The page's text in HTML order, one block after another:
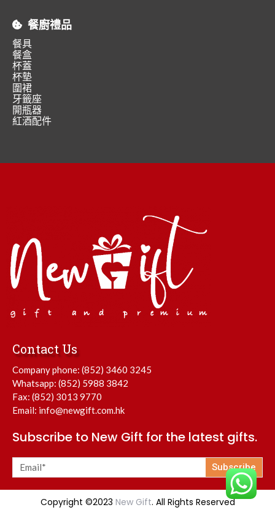
餐廚禮品
餐具
餐盒
杯蓋
杯墊
圍裙
牙籤座
開瓶器
紅酒配件
Contact Us
Company phone: (852) 3460 3245
Whatsapp: (852) 5988 3842
Fax: (852) 3013 9770
Email: info@newgift.com.hk
Subscribe to New Gift for the latest gifts.
Subscribe
Copyright ©2023 New Gift. All Rights Reserved